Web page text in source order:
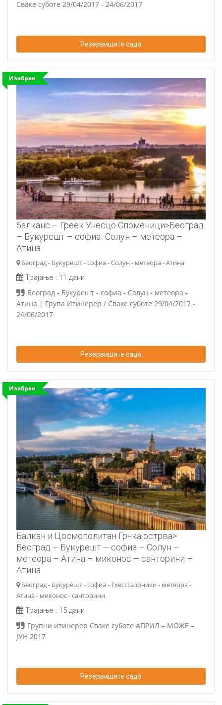
Сваке суботе 29/04/2017 - 24/06/2017
Резервишите сада
Изабран
балканс – Греек Унесцо Споменици>Београд
– Букурешт – софиа- Солун – метеора –
Атина
Београд - Букурешт - софиа - Солун - метеора - Атина
Трајање : 11 дани
Београд - Букурешт - софиа - Солун - метеора -
Атина | Група Итинерер / Сваке суботе 29/04/2017 -
24/06/2017
Резервишите сада
Изабран
Балкан и Цосмополитан Грчка острва>
Београд – Букурешт – софиа – Солун –
метеора – Атина – миконос – санторини –
Атина
Београд - Букурешт - софиа - Тхесссалоники - метеора -
Атина - миконос - санторини
Трајање : 15 дани
Групни итинерер Сваке суботе АПРИЛ – МОЖЕ –
ЈУН 2017
Резервишите сада